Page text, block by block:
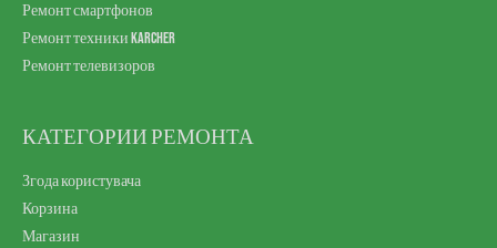
Ремонт смартфонов
Ремонт техники Karcher
Ремонт телевизоров
КАТЕГОРИИ РЕМОНТА
Згода користувача
Корзина
Магазин